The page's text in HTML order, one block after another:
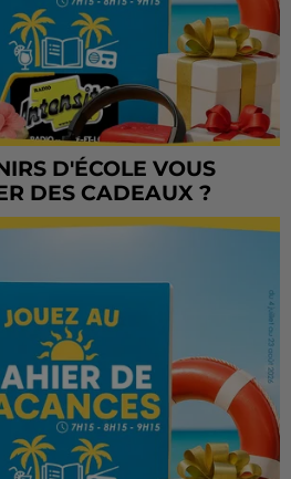
D'ÉCOLE VOUS
DES CADEAUX ?